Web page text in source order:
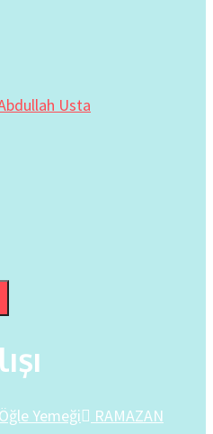
Öğle Yemeği
RAMAZAN